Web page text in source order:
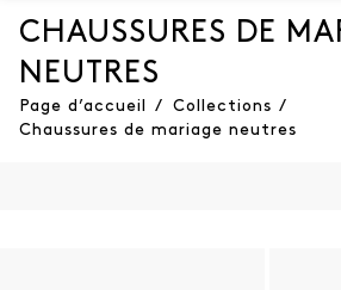
CHAUSSURES DE
NEUTRES
Page d’accueil / Collections /
Chaussures de mariage neutres